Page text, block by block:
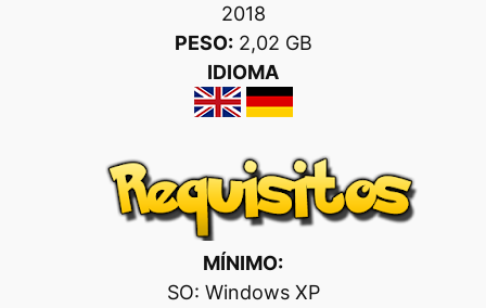
2018
PESO:2,02 GB
IDIOMA
MÍNIMO:
SO: Windows XP